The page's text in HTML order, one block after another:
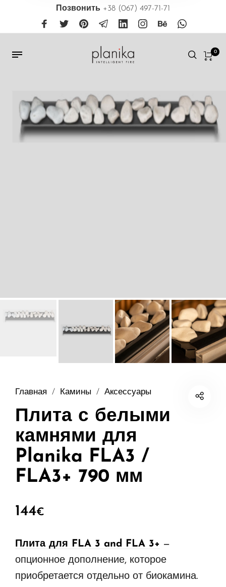
Позвонить +38 (067) 497-71-71
0
Главная / Камины / Аксессуары
Плита с белыми
камнями для
Planika FLA3 /
FLA3+ 790 мм
144€
Плита для FLA 3 and FLA 3+ —
опционное дополнение, которое
приобретается отдельно от биокамина.